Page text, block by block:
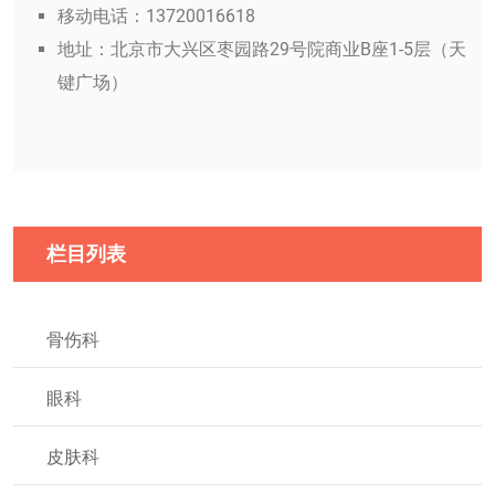
移动电话：13720016618
地址：北京市大兴区枣园路29号院商业B座1-5层（天
键广场）
栏目列表
骨伤科
眼科
皮肤科